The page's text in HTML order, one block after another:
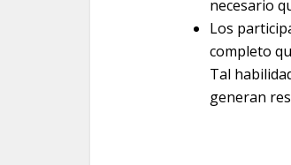
necesario
Los
completo
Tal
generan